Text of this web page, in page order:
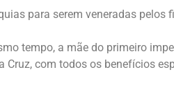
para serem veneradas pelos
tempo, a mãe do primeiro
Cruz, com todos os benefícios